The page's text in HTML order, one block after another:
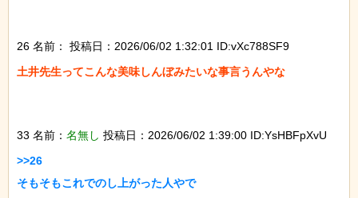
26 名前：
投稿日：2026/06/02 1:32:01 ID:vXc788SF9
土井先生ってこんな美味しんぼみたいな事言うんやな
33 名前： 名無し 投稿日：2026/06/02 1:39:00 ID:YsHBFpXvU
>>26
そもそもこれでのし上がった人やで